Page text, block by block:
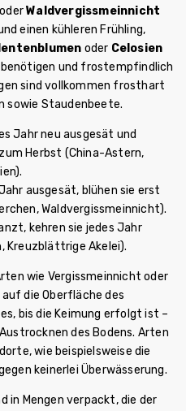
oderWaldvergissmeinnicht
einen kühleren Frühling,
oder Celosien
und frostempfindlich
sind vollkommen frosthart
sowie Staudenbeete.
Jahr neu ausgesät und
Herbst (China-Astern,
ausgesät, blühen sie erst
Waldvergissmeinnicht).
kehren sie jedes Jahr
Kreuzblättrige Akelei).
wie Vergissmeinnicht oder
die Oberfläche des
bis die Keimung erfolgt ist –
des Bodens. Arten
wie beispielsweise die
keinerlei Überwässerung.
in Mengen verpackt, die der